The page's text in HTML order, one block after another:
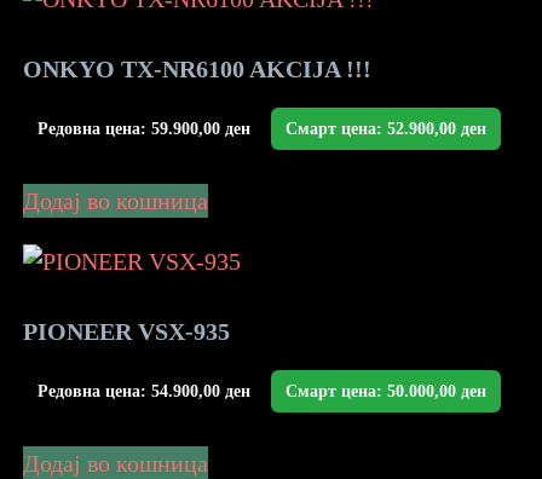
ONKYO TX-NR6100 AKCIJA !!!
Редовна цена: 59.900,00 ден Смарт цена: 52.900,00 ден
Додај во кошница
PIONEER VSX-935
Редовна цена: 54.900,00 ден Смарт цена: 50.000,00 ден
Додај во кошница